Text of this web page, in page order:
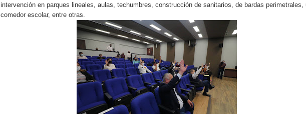
intervención en parques lineales, aulas, techumbres, construcción de sanitarios, de bardas perimetrales,
comedor escolar, entre otras.